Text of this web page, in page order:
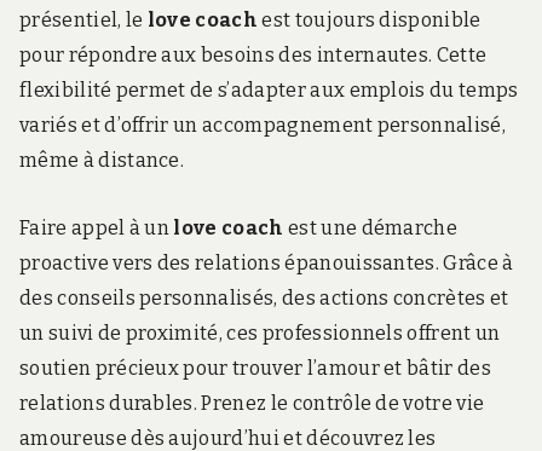
présentiel, le love coach est toujours disponible
pour répondre aux besoins des internautes. Cette
flexibilité permet de s’adapter aux emplois du temps
variés et d’offrir un accompagnement personnalisé,
même à distance.
Faire appel à un love coach est une démarche
proactive vers des relations épanouissantes. Grâce à
des conseils personnalisés, des actions concrètes et
un suivi de proximité, ces professionnels offrent un
soutien précieux pour trouver l’amour et bâtir des
relations durables. Prenez le contrôle de votre vie
amoureuse dès aujourd’hui et découvrez les